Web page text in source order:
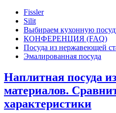
Fissler
Silit
Выбираем кухонную
КОНФЕРЕНЦИЯ (FAQ)
Посуда из нержавеющей
Эмалированная посуда
Наплитная посуда
материалов.
характеристики